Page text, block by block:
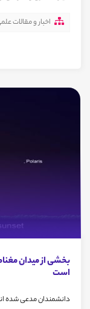
اخبار و مقالات
بخشی از میدان
است
دانشمندان مدعی شده